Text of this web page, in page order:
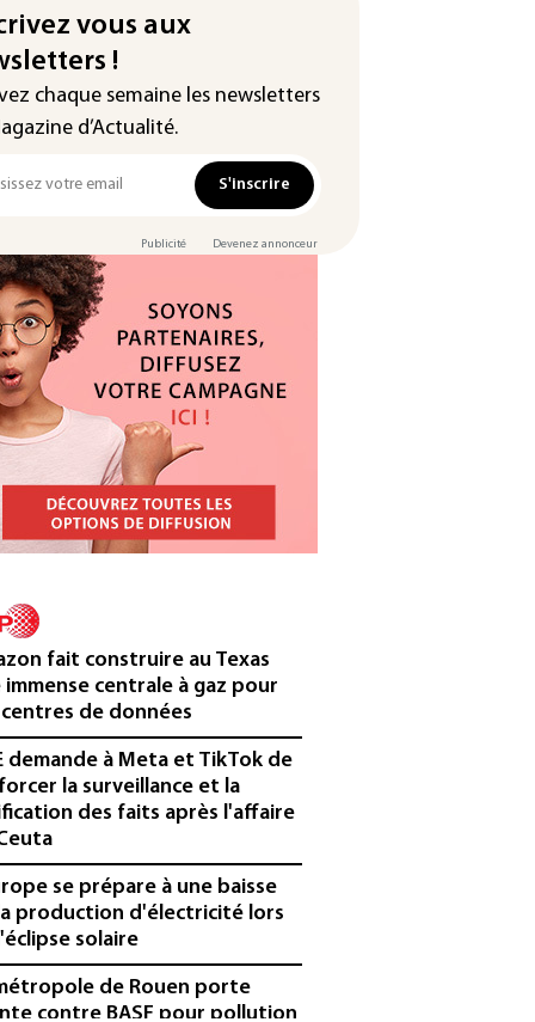
vous aux
!
chaque semaine les newsletters
d’Actualité.
S'inscrire
Publicité Devenez annonceur
fait construire au Texas
immense centrale à gaz pour
centres de données
demande à Meta et TikTok de
la surveillance et la
des faits après l'affaire
se prépare à une baisse
production d'électricité lors
solaire
de Rouen porte
contre BASF pour pollution